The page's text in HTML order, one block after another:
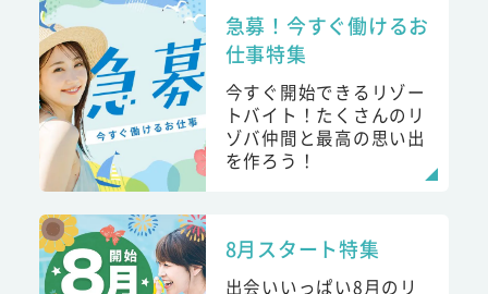
急募！今すぐ働けるお
仕事特集
今すぐ開始できるリゾー
トバイト！たくさんのリ
ゾバ仲間と最高の思い出
を作ろう！
8月スタート特集
出会いいっぱい8月のリ